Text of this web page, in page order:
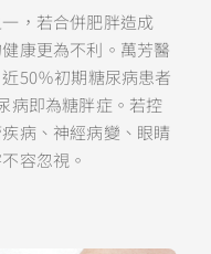
，若合併肥胖造成
康更為不利。萬芳醫
50％初期糖尿病患者
病即為糖胖症。若控
病、神經病變、眼睛
容忽視。